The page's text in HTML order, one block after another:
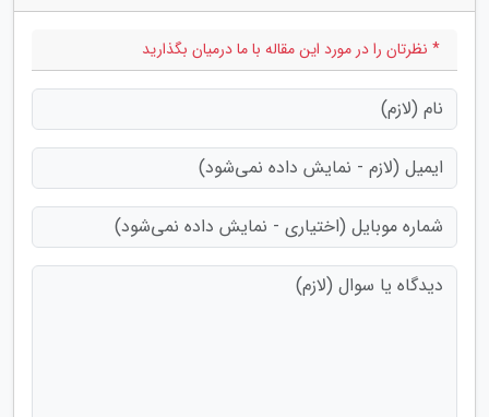
* نظرتان را در مورد این مقاله با ما درمیان بگذارید